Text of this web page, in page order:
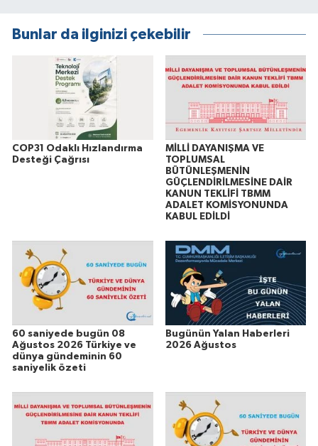
Bunlar da ilginizi çekebilir
COP31 Odaklı Hızlandırma
Desteği Çağrısı
MİLLİ DAYANIŞMA VE
TOPLUMSAL
BÜTÜNLEŞMENİN
GÜÇLENDİRİLMESİNE DAİR
KANUN TEKLİFİ TBMM
ADALET KOMİSYONUNDA
KABUL EDİLDİ
60 saniyede bugün 08
Ağustos 2026 Türkiye ve
dünya gündeminin 60
saniyelik özeti
Bugünün Yalan Haberleri
2026 Ağustos